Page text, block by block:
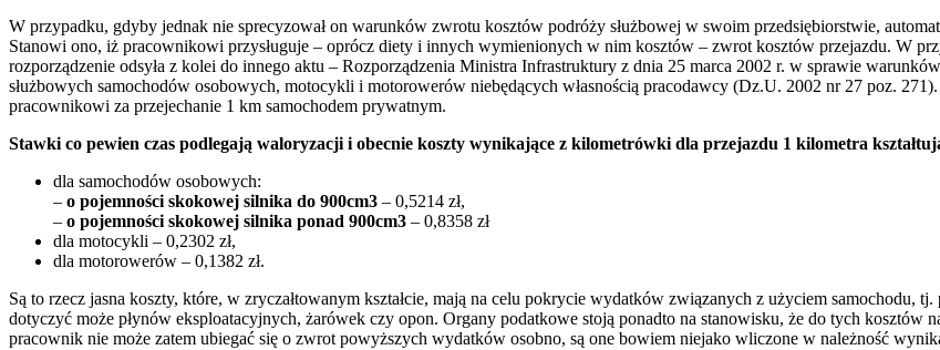
W przypadku, gdyby jednak nie sprecyzował on warunków zwrotu kosztów podróży służbowej w swoim przedsiębiorstwie,
Stanowi ono, iż pracownikowi przysługuje – oprócz diety i innych wymienionych w nim kosztów – zwrot kosztów przejazdu. W
rozporządzenie odsyła z kolei do innego aktu – Rozporządzenia Ministra Infrastruktury z dnia 25 marca 2002 r. w sprawie
służbowych samochodów osobowych, motocykli i motorowerów niebędących własnością pracodawcy (Dz.U. 2002 nr 27 poz.
pracownikowi za przejechanie 1 km samochodem prywatnym.
Stawki co pewien czas podlegają waloryzacji i obecnie koszty wynikające z kilometrówki dla przejazdu 1 kilometra
dla samochodów osobowych:
– o pojemności skokowej silnika do 900cm3 – 0,5214 zł,
– o pojemności skokowej silnika ponad 900cm3 – 0,8358 zł
dla motocykli – 0,2302 zł,
dla motorowerów – 0,1382 zł.
Są to rzecz jasna koszty, które, w zryczałtowanym kształcie, mają na celu pokrycie wydatków związanych z użyciem samochodu,
dotyczyć może płynów eksploatacyjnych, żarówek czy opon. Organy podatkowe stoją ponadto na stanowisku, że do tych kosztów
pracownik nie może zatem ubiegać się o zwrot powyższych wydatków osobno, są one bowiem niejako wliczone w należność